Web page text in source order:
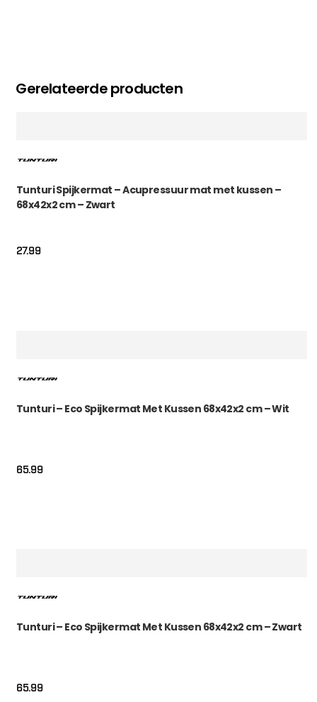
Gerelateerde producten
Tunturi Spijkermat – Acupressuur mat met kussen –
68x42x2 cm – Zwart
27.99
Tunturi – Eco Spijkermat Met Kussen 68x42x2 cm – Wit
65.99
Tunturi – Eco Spijkermat Met Kussen 68x42x2 cm – Zwart
65.99